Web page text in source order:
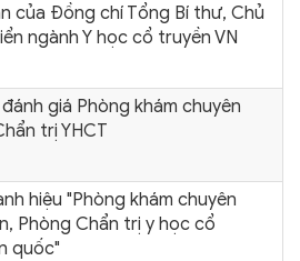
của Đồng chí Tổng Bí thư, Chủ
ngành Y học cổ truyền VN
giá Phòng khám chuyên
trị YHCT
hiệu "Phòng khám chuyên
Phòng Chẩn trị y học cổ
quốc"